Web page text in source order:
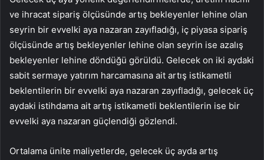
ve ihracat sipariş ölçüsünde artış bekleyenler lehine olan
seyrin bir evvelki aya nazaran zayıfladığı, iç piyasa sipariş
ölçüsünde artış bekleyenler lehine olan seyrin ise azalış
bekleyenler lehine döndüğü görüldü. Gelecek on iki aydaki
sabit sermaye yatırım harcamasına ait artış istikametli
beklentilerin bir evvelki aya nazaran zayıfladığı, gelecek üç
aydaki istihdama ait artış istikametli beklentilerin ise bir
evvelki aya nazaran güçlendiği gözlendi.
Ortalama ünite maliyetlerde, gelecek üç ayda artış